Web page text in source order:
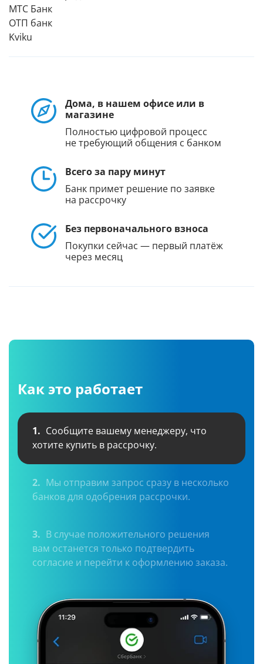
МТС Банк
ОТП банк
Kviku
Дома, в нашем офисе или в
магазине
Полностью цифровой процесс
не требующий общения с банком
Всего за пару минут
Банк примет решение по заявке
на рассрочку
Без первоначального взноса
Покупки сейчас — первый платёж
через месяц
Как это работает
1. Сообщите вашему менеджеру, что
хотите купить в рассрочку.
2. Мы отправим запрос сразу в несколько
банков для одобрения рассрочки.
3. В случае положительного решения
вам останется только подтвердить
согласие и перейти к оформлению заказа.